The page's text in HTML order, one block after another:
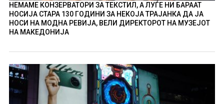
НЕМАМЕ КОНЗЕРВАТОРИ ЗА ТЕКСТИЛ, А ЛУЃЕ НИ БАРААТ
НОСИЈА СТАРА 130 ГОДИНИ ЗА НЕКОЈА ТРАЈАНКА ДА ЈА
НОСИ НА МОДНА РЕВИЈА, ВЕЛИ ДИРЕКТОРОТ НА МУЗЕЈОТ
НА МАКЕДОНИЈА